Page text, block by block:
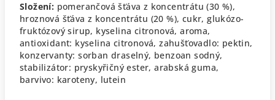
Složení: pomerančová šťáva z koncentrátu (30 %),
hroznová šťáva z koncentrátu (20 %), cukr, glukózo-
fruktózový sirup, kyselina citronová, aroma,
antioxidant: kyselina citronová, zahušťovadlo: pektin,
konzervanty: sorban draselný, benzoan sodný,
stabilizátor: pryskyřičný ester, arabská guma,
barvivo: karoteny, lutein